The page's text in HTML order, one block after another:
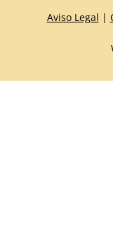
Aviso Legal |